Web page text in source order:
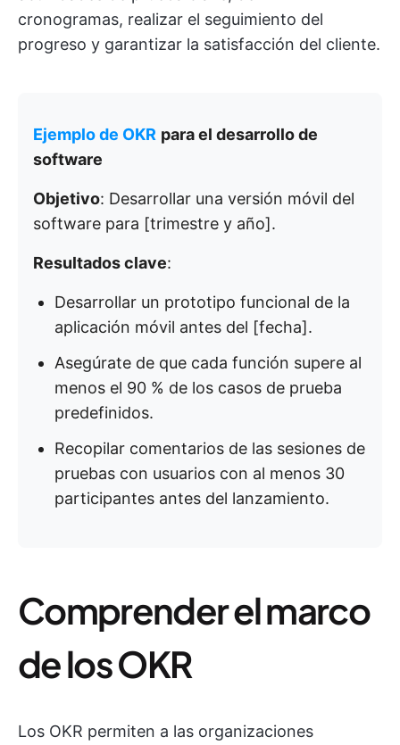
cronogramas, realizar el seguimiento del
progreso y garantizar la satisfacción del cliente.
Ejemplo de OKR para el desarrollo de
software
Objetivo: Desarrollar una versión móvil del
software para [trimestre y año].
Resultados clave:
Desarrollar un prototipo funcional de la
aplicación móvil antes del [fecha].
Asegúrate de que cada función supere al
menos el 90 % de los casos de prueba
predefinidos.
Recopilar comentarios de las sesiones de
pruebas con usuarios con al menos 30
participantes antes del lanzamiento.
Comprender el marco
de los OKR
Los OKR permiten a las organizaciones